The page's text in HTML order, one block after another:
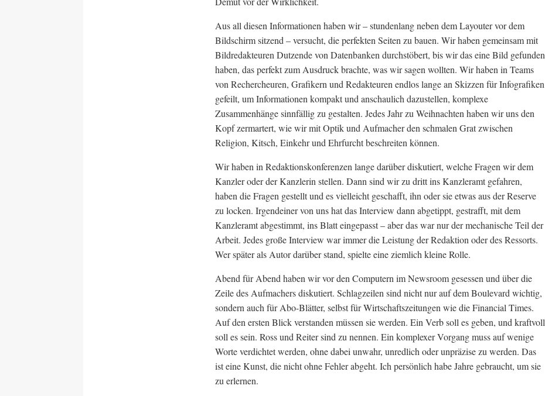
Aus all diesen Informationen haben wir – stundenlang neben dem Layouter vor dem
Bildschirm sitzend – versucht, die perfekten Seiten zu bauen. Wir haben gemeinsam mit
Bildredakteuren Dutzende von Datenbanken durchstöbert, bis wir das eine Bild gefunden
haben, das perfekt zum Ausdruck brachte, was wir sagen wollten. Wir haben in Teams
von Rechercheuren, Grafikern und Redakteuren endlos lange an Skizzen für Infografiken
gefeilt, um Informationen kompakt und anschaulich dazustellen, komplexe
Zusammenhänge sinnfällig zu gestalten. Jedes Jahr zu Weihnachten haben wir uns den
Kopf zermartert, wie wir mit Optik und Aufmacher den schmalen Grat zwischen
Religion, Kitsch, Einkehr und Ehrfurcht beschreiten können.
Wir haben in Redaktionskonferenzen lange darüber diskutiert, welche Fragen wir dem
Kanzler oder der Kanzlerin stellen. Dann sind wir zu dritt ins Kanzleramt gefahren,
haben die Fragen gestellt und es vielleicht geschafft, ihn oder sie etwas aus der Reserve
zu locken. Irgendeiner von uns hat das Interview dann abgetippt, gestrafft, mit dem
Kanzleramt abgestimmt, ins Blatt eingepasst – aber das war nur der mechanische Teil der
Arbeit. Jedes große Interview war immer die Leistung der Redaktion oder des Ressorts.
Wer später als Autor darüber stand, spielte eine ziemlich kleine Rolle.
Abend für Abend haben wir vor den Computern im Newsroom gesessen und über die
Zeile des Aufmachers diskutiert. Schlagzeilen sind nicht nur auf dem Boulevard wichtig,
sondern auch für Abo-Blätter, selbst für Wirtschaftszeitungen wie die Financial Times.
Auf den ersten Blick verstanden müssen sie werden. Ein Verb soll es geben, und kraftvoll
soll es sein. Ross und Reiter sind zu nennen. Ein komplexer Vorgang muss auf wenige
Worte verdichtet werden, ohne dabei unwahr, unredlich oder unpräzise zu werden. Das
ist eine Kunst, die nicht ohne Fehler abgeht. Ich persönlich habe Jahre gebraucht, um sie
zu erlernen.